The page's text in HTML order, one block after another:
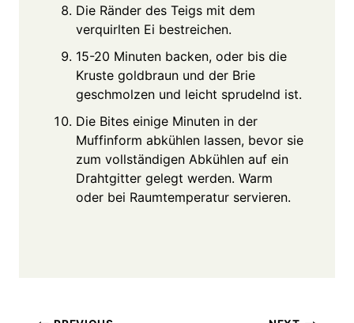
Die Ränder des Teigs mit dem
verquirlten Ei bestreichen.
15-20 Minuten backen, oder bis die
Kruste goldbraun und der Brie
geschmolzen und leicht sprudelnd ist.
Die Bites einige Minuten in der
Muffinform abkühlen lassen, bevor sie
zum vollständigen Abkühlen auf ein
Drahtgitter gelegt werden. Warm
oder bei Raumtemperatur servieren.